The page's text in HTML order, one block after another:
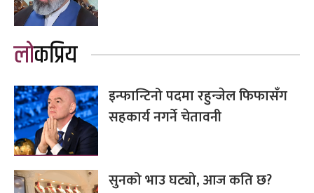
लोकप्रिय
इन्फान्टिनो पदमा रहुन्जेल फिफासँग
सहकार्य नगर्ने चेतावनी
सुनको भाउ घट्यो, आज कति छ?